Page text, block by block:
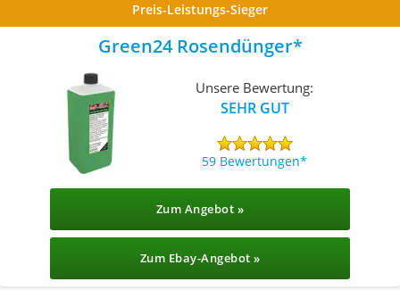
Preis-Leistungs-Sieger
Green24 Rosendünger
Unsere Bewertung:
SEHR GUT
59 Bewertungen
Zum Angebot »
Zum Ebay-Angebot »